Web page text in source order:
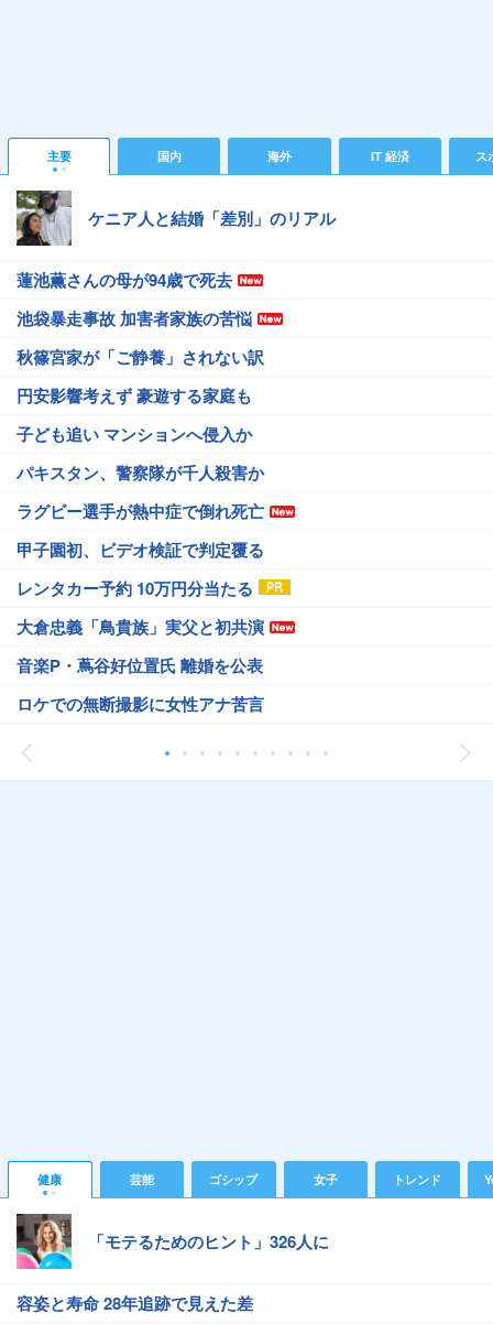
主要 国内 海外 IT 経済 ス
ケニア人と結婚「差別」のリアル
蓮池薫さんの母が94歳で死去
池袋暴走事故 加害者家族の苦悩
秋篠宮家が「ご静養」されない訳
円安影響考えず 豪遊する家庭も
子ども追い マンションへ侵入か
パキスタン、警察隊が千人殺害か
ラグビー選手が熱中症で倒れ死亡
甲子園初、ビデオ検証で判定覆る
レンタカー予約 10万円分当たる
大倉忠義「鳥貴族」実父と初共演
音楽P・蔦谷好位置氏 離婚を公表
ロケでの無断撮影に女性アナ苦言
健康 芸能 ゴシップ 女子 トレンド
「モテるためのヒント」326人に
容姿と寿命 28年追跡で見えた差